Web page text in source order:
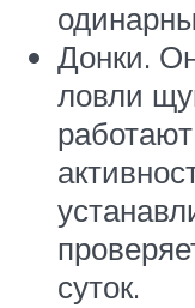
Донки.
ловли
суток.